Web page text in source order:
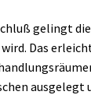
gelingt
Das